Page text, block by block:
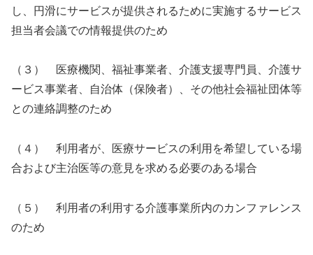
し、円滑にサービスが提供されるために実施するサービス
担当者会議での情報提供のため
（３） 医療機関、福祉事業者、介護支援専門員、介護サ
ービス事業者、自治体（保険者）、その他社会福祉団体等
との連絡調整のため
（４） 利用者が、医療サービスの利用を希望している場
合および主治医等の意見を求める必要のある場合
（５） 利用者の利用する介護事業所内のカンファレンス
のため